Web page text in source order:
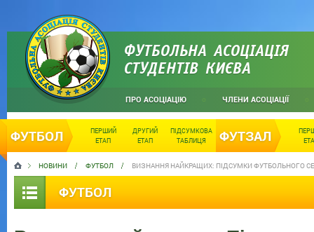
ФУТБОЛЬНА АСОЦІАЦІЯ
СТУДЕНТІВ КИЄВА
ПРО АСОЦІАЦІЮ ЧЛЕНИ АСОЦІАЦІЇ
ФУТБОЛ
ПЕРШИЙ
ЕТАП
ДРУГИЙ
ЕТАП
ПІДСУМКОВА
ТАБЛИЦЯ
ФУТЗАЛ
НОВИНИ ФУТБОЛ ВИЗНАННЯ НАЙКРАЩИХ: ПІДСУМКИ ФУТБОЛЬНОГО
ФУТБОЛ